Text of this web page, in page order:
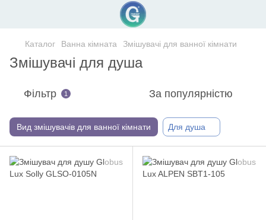
Каталог Ванна кімната Змішувачі для ванної кімнати
Змішувачі для душа
Фільтр 1 За популярністю
Вид змішувачів для ванної кімнати Для душа